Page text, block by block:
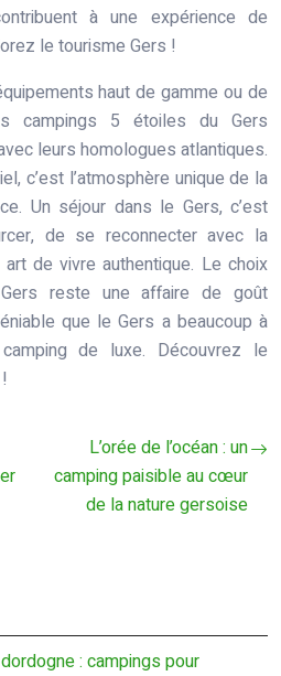
à une expérience de
le tourisme Gers !
haut de gamme ou de
campings 5 étoiles du Gers
leurs homologues atlantiques.
c’est l’atmosphère unique de la
Un séjour dans le Gers, c’est
de se reconnecter avec la
de vivre authentique. Le choix
reste une affaire de goût
que le Gers a beaucoup à
de luxe. Découvrez le
L’orée de l’océan : un
camping paisible au cœur
de la nature gersoise
: campings pour